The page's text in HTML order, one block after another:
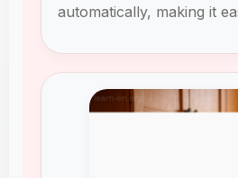
automatically, making it